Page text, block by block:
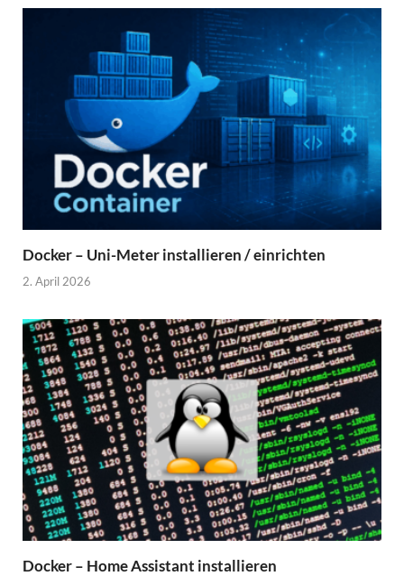
Docker – Uni-Meter installieren / einrichten
2. April 2026
Docker – Home Assistant installieren